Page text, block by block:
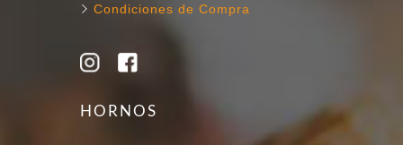
Condiciones de Compra
HORNOS